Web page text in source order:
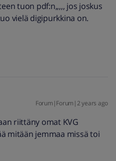
tuon pdf:n,,,,, jos joskus
vielä digipurkkina on.
Forum|Forum|2 years ago
riittäny omat KVG
mitään jemmaa missä toi